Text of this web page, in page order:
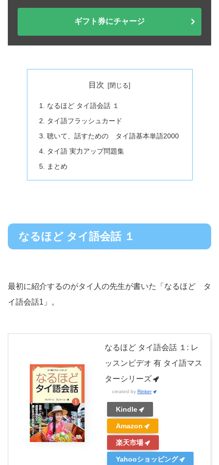
ギフト券にチャージ
目次
なるほど タイ語会話 １
タイ語フラッシュカード
聴いて、話すための タイ語基本単語2000
タイ語 実力アップ問題集
まとめ
なるほど タイ語会話 １
最初に紹介するのがタイ人の先生が書いた「なるほど タ
イ語会話1」。
なるほど タイ語会話 １: レ
ッスンビデオ 有 タイ語マス
ターシリーズ
created by Rinker
Kindle
Amazon
楽天市場
Yahooショッピング